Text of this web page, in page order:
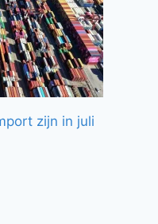
zijn in juli